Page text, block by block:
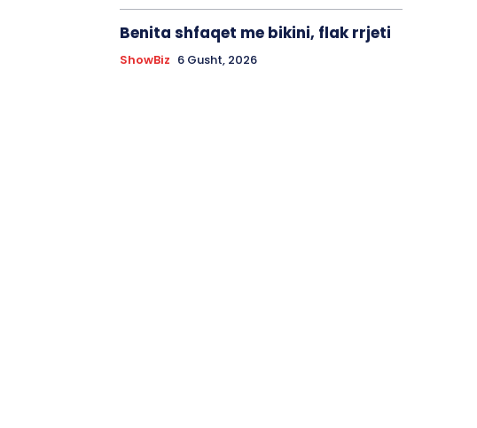
Benita shfaqet me bikini, flak rrjeti
ShowBiz 6 Gusht, 2026